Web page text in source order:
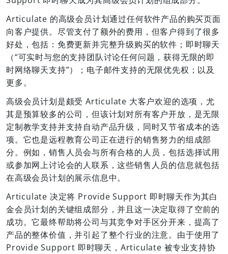
Articulate 的高级会员计划通过任何软件产品的购买页面
向客户提供。尽管支付了额外的费用，但客户得到了很多
好处，包括：免费更新并完整升级购买的软件；即时聊天
（“可实时与您的支持团队讨论任何问题，获得无限的即
时网络聊天支持”）；电子邮件支持的无限优先权；以及
更多。
高级会员计划是颇受 Articulate 大客户欢迎的选项，尤
其是预算较多的公司，但该计划对所有客户开放，是无限
定制教学支持并支持自动产品升级，同时又节省成本的选
项。它也是远程教育公司正在进行的销售努力的组成部
分。例如，销售人员会与所有合格的人员，包括选择试用
或参加网上讨论会的人联系，这些销售人员的信息就包括
在高级会员计划的展示信息中。
Articulate 决定将 Provide Support 即时聊天作为其白
金会员计划的关键组成部分，并且这一决定取得了空前的
成功。它最终帮助将公司与其竞争对手区分开来，提高了
产品的整体价值，并引起了整个行业的注意。由于使用了
Provide Support 即时聊天，Articulate 被专业支持协